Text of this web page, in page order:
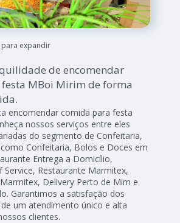
para expandir
de encomendar
MBoi Mirim de forma
encomendar comida para festa
nossos serviços entre eles
do segmento de Confeitaria,
Confeitaria, Bolos e Doces em
Entrega a Domicílio,
Service, Restaurante Marmitex,
Delivery Perto de Mim e
Garantimos a satisfação dos
um atendimento único e alta
clientes.